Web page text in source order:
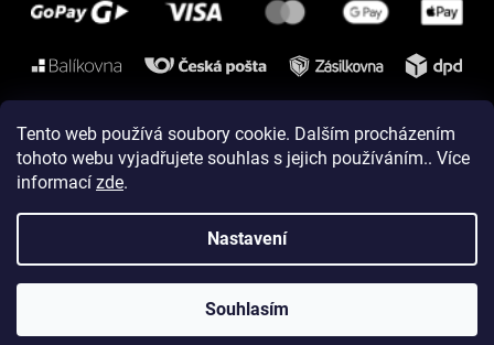
Tento web používá soubory cookie. Dalším procházením
tohoto webu vyjadřujete souhlas s jejich používáním.. Více
informací zde.
Nastavení
Souhlasím
Instagram
Vytvořil Shoptet
Copyright 2026ELEVEN sportswear. Všechna práva vyhrazena.
Upravit nastavení cookies